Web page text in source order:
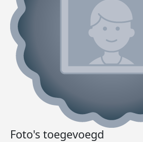
Foto's toegevoegd